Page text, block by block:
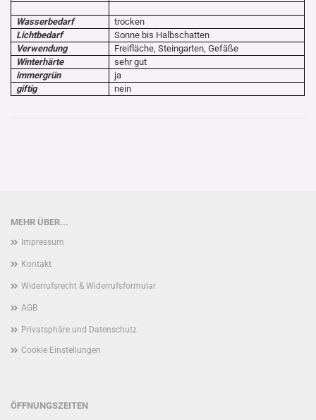
Wasserbedarf
trocken
Lichtbedarf
Sonne bis Halbschatten
Verwendung
Freifläche, Steingarten, Gefäße
Winterhärte
sehr gut
immergrün
ja
giftig
nein
MEHR ÜBER...
Impressum
Kontakt
Widerrufsrecht & Widerrufsformular
AGB
Privatsphäre und Datenschutz
Cookie Einstellungen
ÖFFNUNGSZEITEN